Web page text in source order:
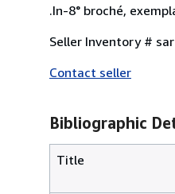
.In-8° broché,
Seller Inventory #
Contact seller
Bibliographic
Title